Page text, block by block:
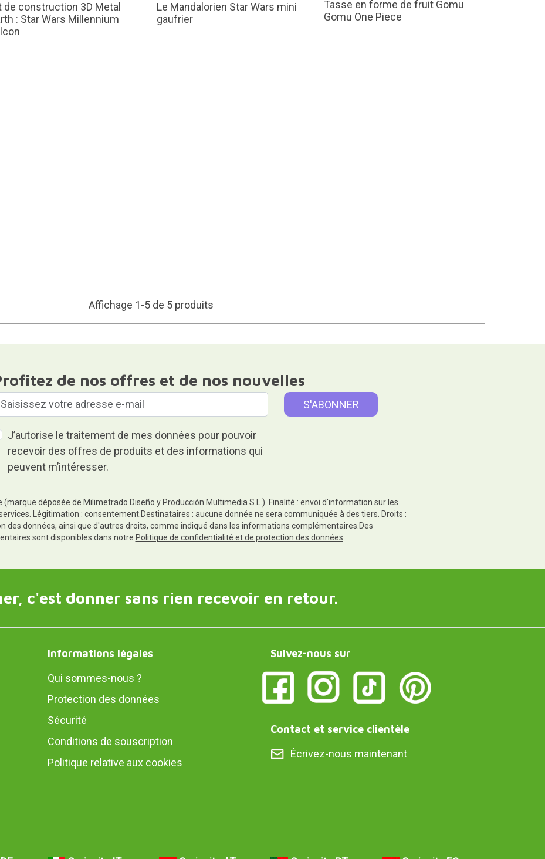
de construction 3D Metal
: Star Wars Millennium
Le Mandalorien Star Wars mini
gaufrier
Tasse en forme de fruit Gomu
Gomu One Piece
Affichage 1-5 de 5 produits
de nos offres et de nos nouvelles
J’autorise le traitement de mes données pour pouvoir
recevoir des offres de produits et des informations qui
peuvent m’intéresser.
(marque déposée de Milimetrado Diseño y Producción Multimedia S.L.). Finalité : envoi d'information sur les
Légitimation : consentement.Destinataires : aucune donnée ne sera communiquée à des tiers. Droits :
des données, ainsi que d'autres droits, comme indiqué dans les informations complémentaires.Des
sont disponibles dans notre Politique de confidentialité et de protection des données
c'est donner sans rien recevoir en retour.
Informations légales
Qui sommes-nous ?
Protection des données
Sécurité
Conditions de souscription
Politique relative aux cookies
Suivez-nous sur
Contact et service clientèle
Écrivez-nous maintenant